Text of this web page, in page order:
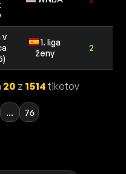
v
1. liga
ženy
2
20 z 1514tiketov
... 76